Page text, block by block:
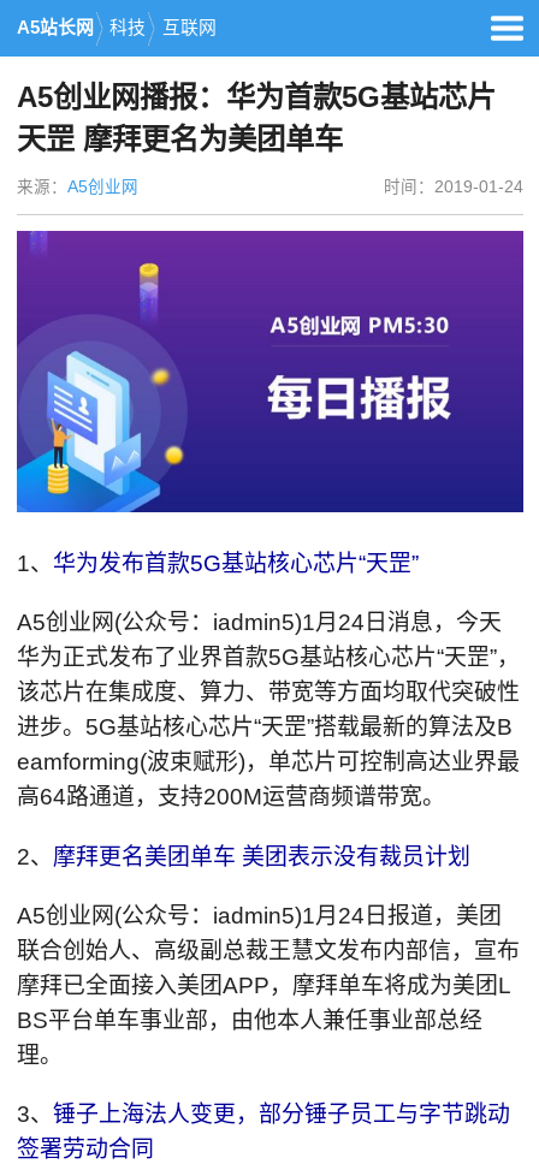
A5站长网 科技 互联网
A5创业网播报：华为首款5G基站芯片
天罡 摩拜更名为美团单车
来源： A5创业网 时间：2019-01-24
1、 华为发布首款5G基站核心芯片“天罡”
A5创业网(公众号：iadmin5)1月24日消息，今天
华为正式发布了业界首款5G基站核心芯片“天罡”，
该芯片在集成度、算力、带宽等方面均取代突破性
进步。5G基站核心芯片“天罡”搭载最新的算法及B
eamforming(波束赋形)，单芯片可控制高达业界最
高64路通道，支持200M运营商频谱带宽。
2、 摩拜更名美团单车 美团表示没有裁员计划
A5创业网(公众号：iadmin5)1月24日报道，美团
联合创始人、高级副总裁王慧文发布内部信，宣布
摩拜已全面接入美团APP，摩拜单车将成为美团L
BS平台单车事业部，由他本人兼任事业部总经
理。
3、 锤子上海法人变更，部分锤子员工与字节跳动
签署劳动合同